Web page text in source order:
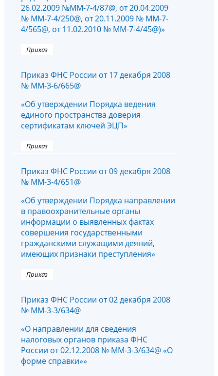
26.02.2009 №ММ-7-4/87@, от 20.04.2009
№ ММ-7-4/250@, от 20.11.2009 № ММ-7-
4/565@, от 11.02.2010 № ММ-7-4/45@)»
Приказ
Приказ ФНС России от 17 декабря 2008
№ ММ-3-6/665@
«Об утверждении Порядка ведения
единого пространства доверия
сертификатам ключей ЭЦП»
Приказ
Приказ ФНС России от 09 декабря 2008
№ ММ-3-4/651@
«Об утверждении Порядка направлении
в правоохранительные органы
информации о выявленных фактах
совершения государственными
гражданскими служащими деяний,
имеющих признаки преступления»
Приказ
Приказ ФНС России от 02 декабря 2008
№ ММ-3-3/634@
«О направлении для сведения
налоговых органов приказа ФНС
России от 02.12.2008 № ММ-3-3/634@ «О
форме справки»»